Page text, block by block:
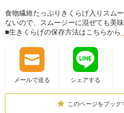
食物繊維たっぷりきくらげ入りスム
ないので、スムージーに混ぜても美
■生きくらげの保存方法はこちらから
メールで送る シェアする
このページをブッ